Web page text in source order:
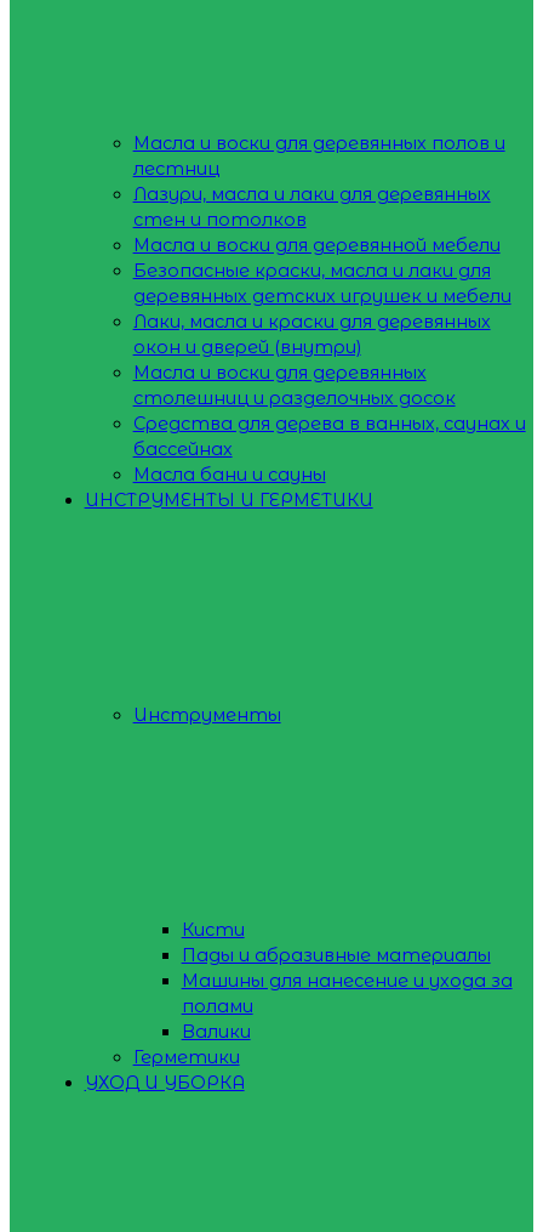
Масла и воски для деревянных полов и
лестниц
Лазури, масла и лаки для деревянных
стен и потолков
Масла и воски для деревянной мебели
Безопасные краски, масла и лаки для
деревянных детских игрушек и мебели
Лаки, масла и краски для деревянных
окон и дверей (внутри)
Масла и воски для деревянных
столешниц и разделочных досок
Средства для дерева в ванных, саунах и
бассейнах
Масла бани и сауны
ИНСТРУМЕНТЫ И ГЕРМЕТИКИ
Инструменты
Кисти
Пады и абразивные материалы
Машины для нанесение и ухода за
полами
Валики
Герметики
УХОД И УБОРКА